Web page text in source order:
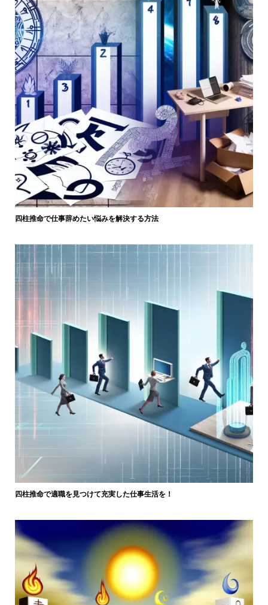
四柱推命で仕事辞めたい悩みを解決する方法
四柱推命で適職を見つけて充実した仕事生活を！